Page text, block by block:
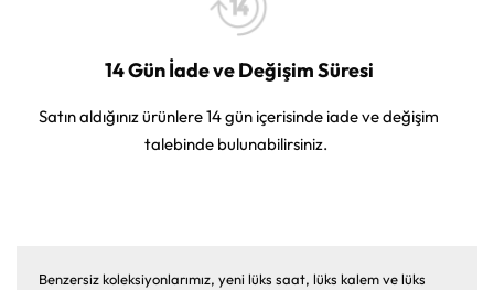
14 Gün İade ve Değişim Süresi
Satın aldığınız ürünlere 14 gün içerisinde iade ve değişim
talebinde bulunabilirsiniz.
Benzersiz koleksiyonlarımız, yeni lüks saat, lüks kalem ve lüks